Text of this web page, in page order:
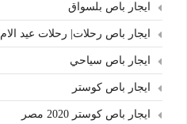
ايجار باص بلسواق
ايجار باص رحلات| رحلات عيد الام
ايجار باص سياحي
ايجار باص كوستر
ايجار باص كوستر 2020 مصر